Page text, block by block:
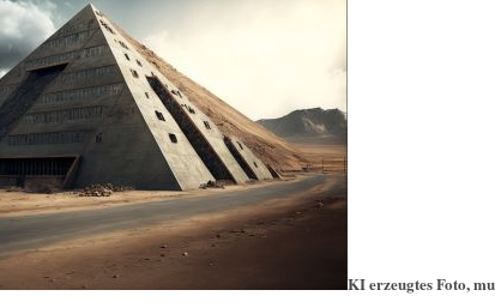
KI erzeugtes Foto,